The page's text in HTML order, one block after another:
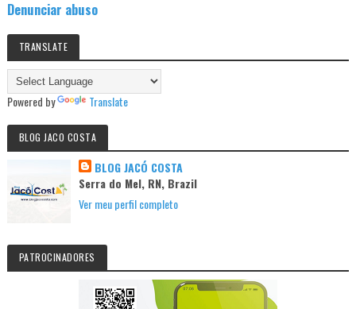
Denunciar abuso
TRANSLATE
Powered by Translate
BLOG JACO COSTA
BLOG JACÓ COSTA
Serra do Mel, RN, Brazil
Ver meu perfil completo
PATROCINADORES